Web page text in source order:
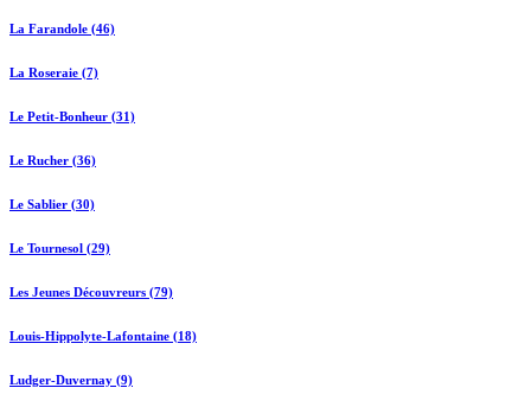
La Farandole (46)
La Roseraie (7)
Le Petit-Bonheur (31)
Le Rucher (36)
Le Sablier (30)
Le Tournesol (29)
Les Jeunes Découvreurs (79)
Louis-Hippolyte-Lafontaine (18)
Ludger-Duvernay (9)